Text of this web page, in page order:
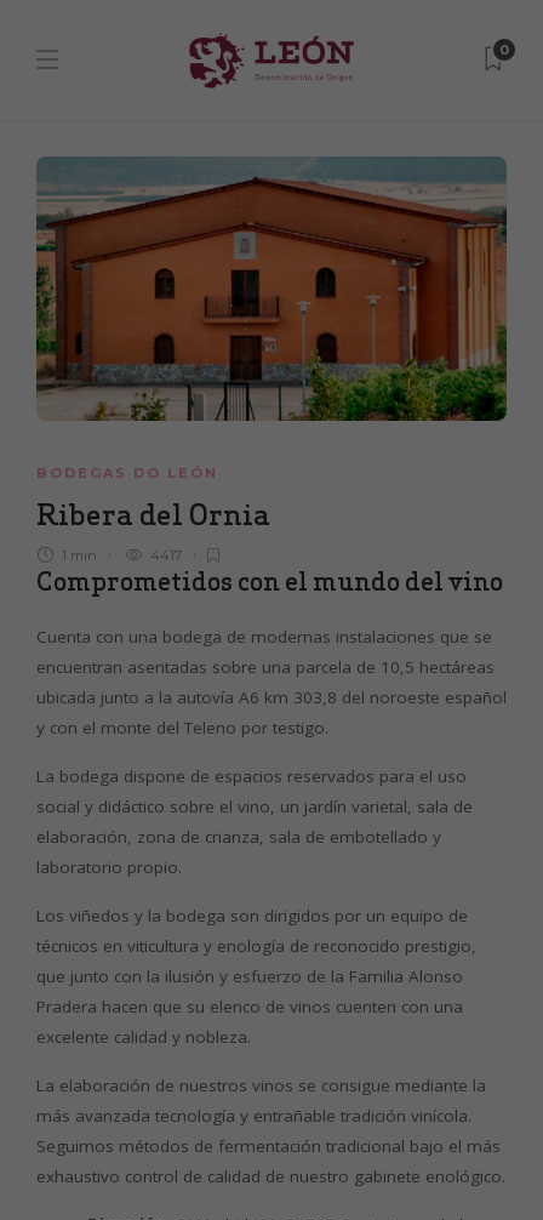
0
BODEGAS DO LEÓN
Ribera del Ornia
1 min 4417
Comprometidos con el mundo del vino
Cuenta con una bodega de modernas instalaciones que se
encuentran asentadas sobre una parcela de 10,5 hectáreas
ubicada junto a la autovía A6 km 303,8 del noroeste español
y con el monte del Teleno por testigo.
La bodega dispone de espacios reservados para el uso
social y didáctico sobre el vino, un jardín varietal, sala de
elaboración, zona de crianza, sala de embotellado y
laboratorio propio.
Los viñedos y la bodega son dirigidos por un equipo de
técnicos en viticultura y enología de reconocido prestigio,
que junto con la ilusión y esfuerzo de la Familia Alonso
Pradera hacen que su elenco de vinos cuenten con una
excelente calidad y nobleza.
La elaboración de nuestros vinos se consigue mediante la
más avanzada tecnología y entrañable tradición vinícola.
Seguimos métodos de fermentación tradicional bajo el más
exhaustivo control de calidad de nuestro gabinete enológico.